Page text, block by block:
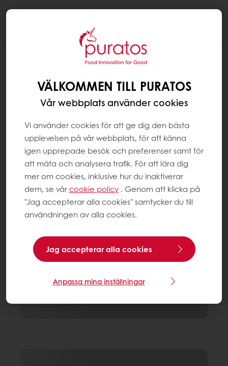
VÄLKOMMEN TILL PURATOS
Vår webbplats använder cookies
Vi använder cookies för att ge dig den bästa
upplevelsen på vår webbplats, för att känna
igen upprepade besök och preferenser samt för
att mäta och analysera trafik. För att lära dig
mer om cookies, inklusive hur du inaktiverar
dem, se vårcookie policy . Genom att klicka på
"Jag accepterar alla cookies" samtycker du till
användningen av alla cookies.
Jag accepterar alla cookies
Anpassa mina inställningar